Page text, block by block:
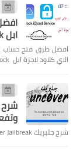
ابل Icloud Unlock
الاي كلاود لاجزة آبل Icloud Unlock
شرح جلبريك Unc0ver Jailbreak طريقة تحميله وتفعيله جلبريك Unc0ver Jailbreak